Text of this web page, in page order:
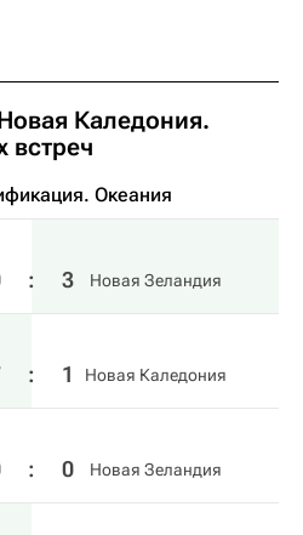
Каледония.
встреч
Океания
: 3 Новая Зеландия
: 1 Новая Каледония
: 0 Новая Зеландия